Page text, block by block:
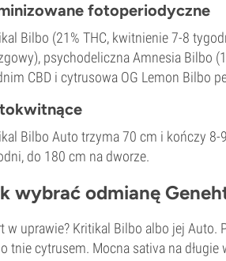
fotoperiodyczne
Bilbo (21% THC, kwitnienie 7-8
psychodeliczna Amnesia Bilbo
CBD i cytrusowa OG Lemon Bilbo
Bilbo Auto trzyma 70 cm i kończy 8-
do 180 cm na dworze.
wybrać odmianę
w uprawie? Kritikal Bilbo albo jej
tnie cytrusem. Mocna sativa na